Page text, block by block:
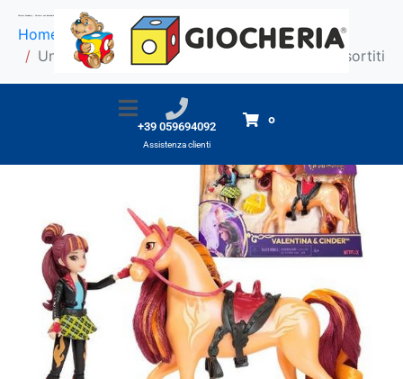
+39 059694092
Assistenza clienti
0
Home
Prodotti
Unicorn Academy - Unicorni con bambola assortiti